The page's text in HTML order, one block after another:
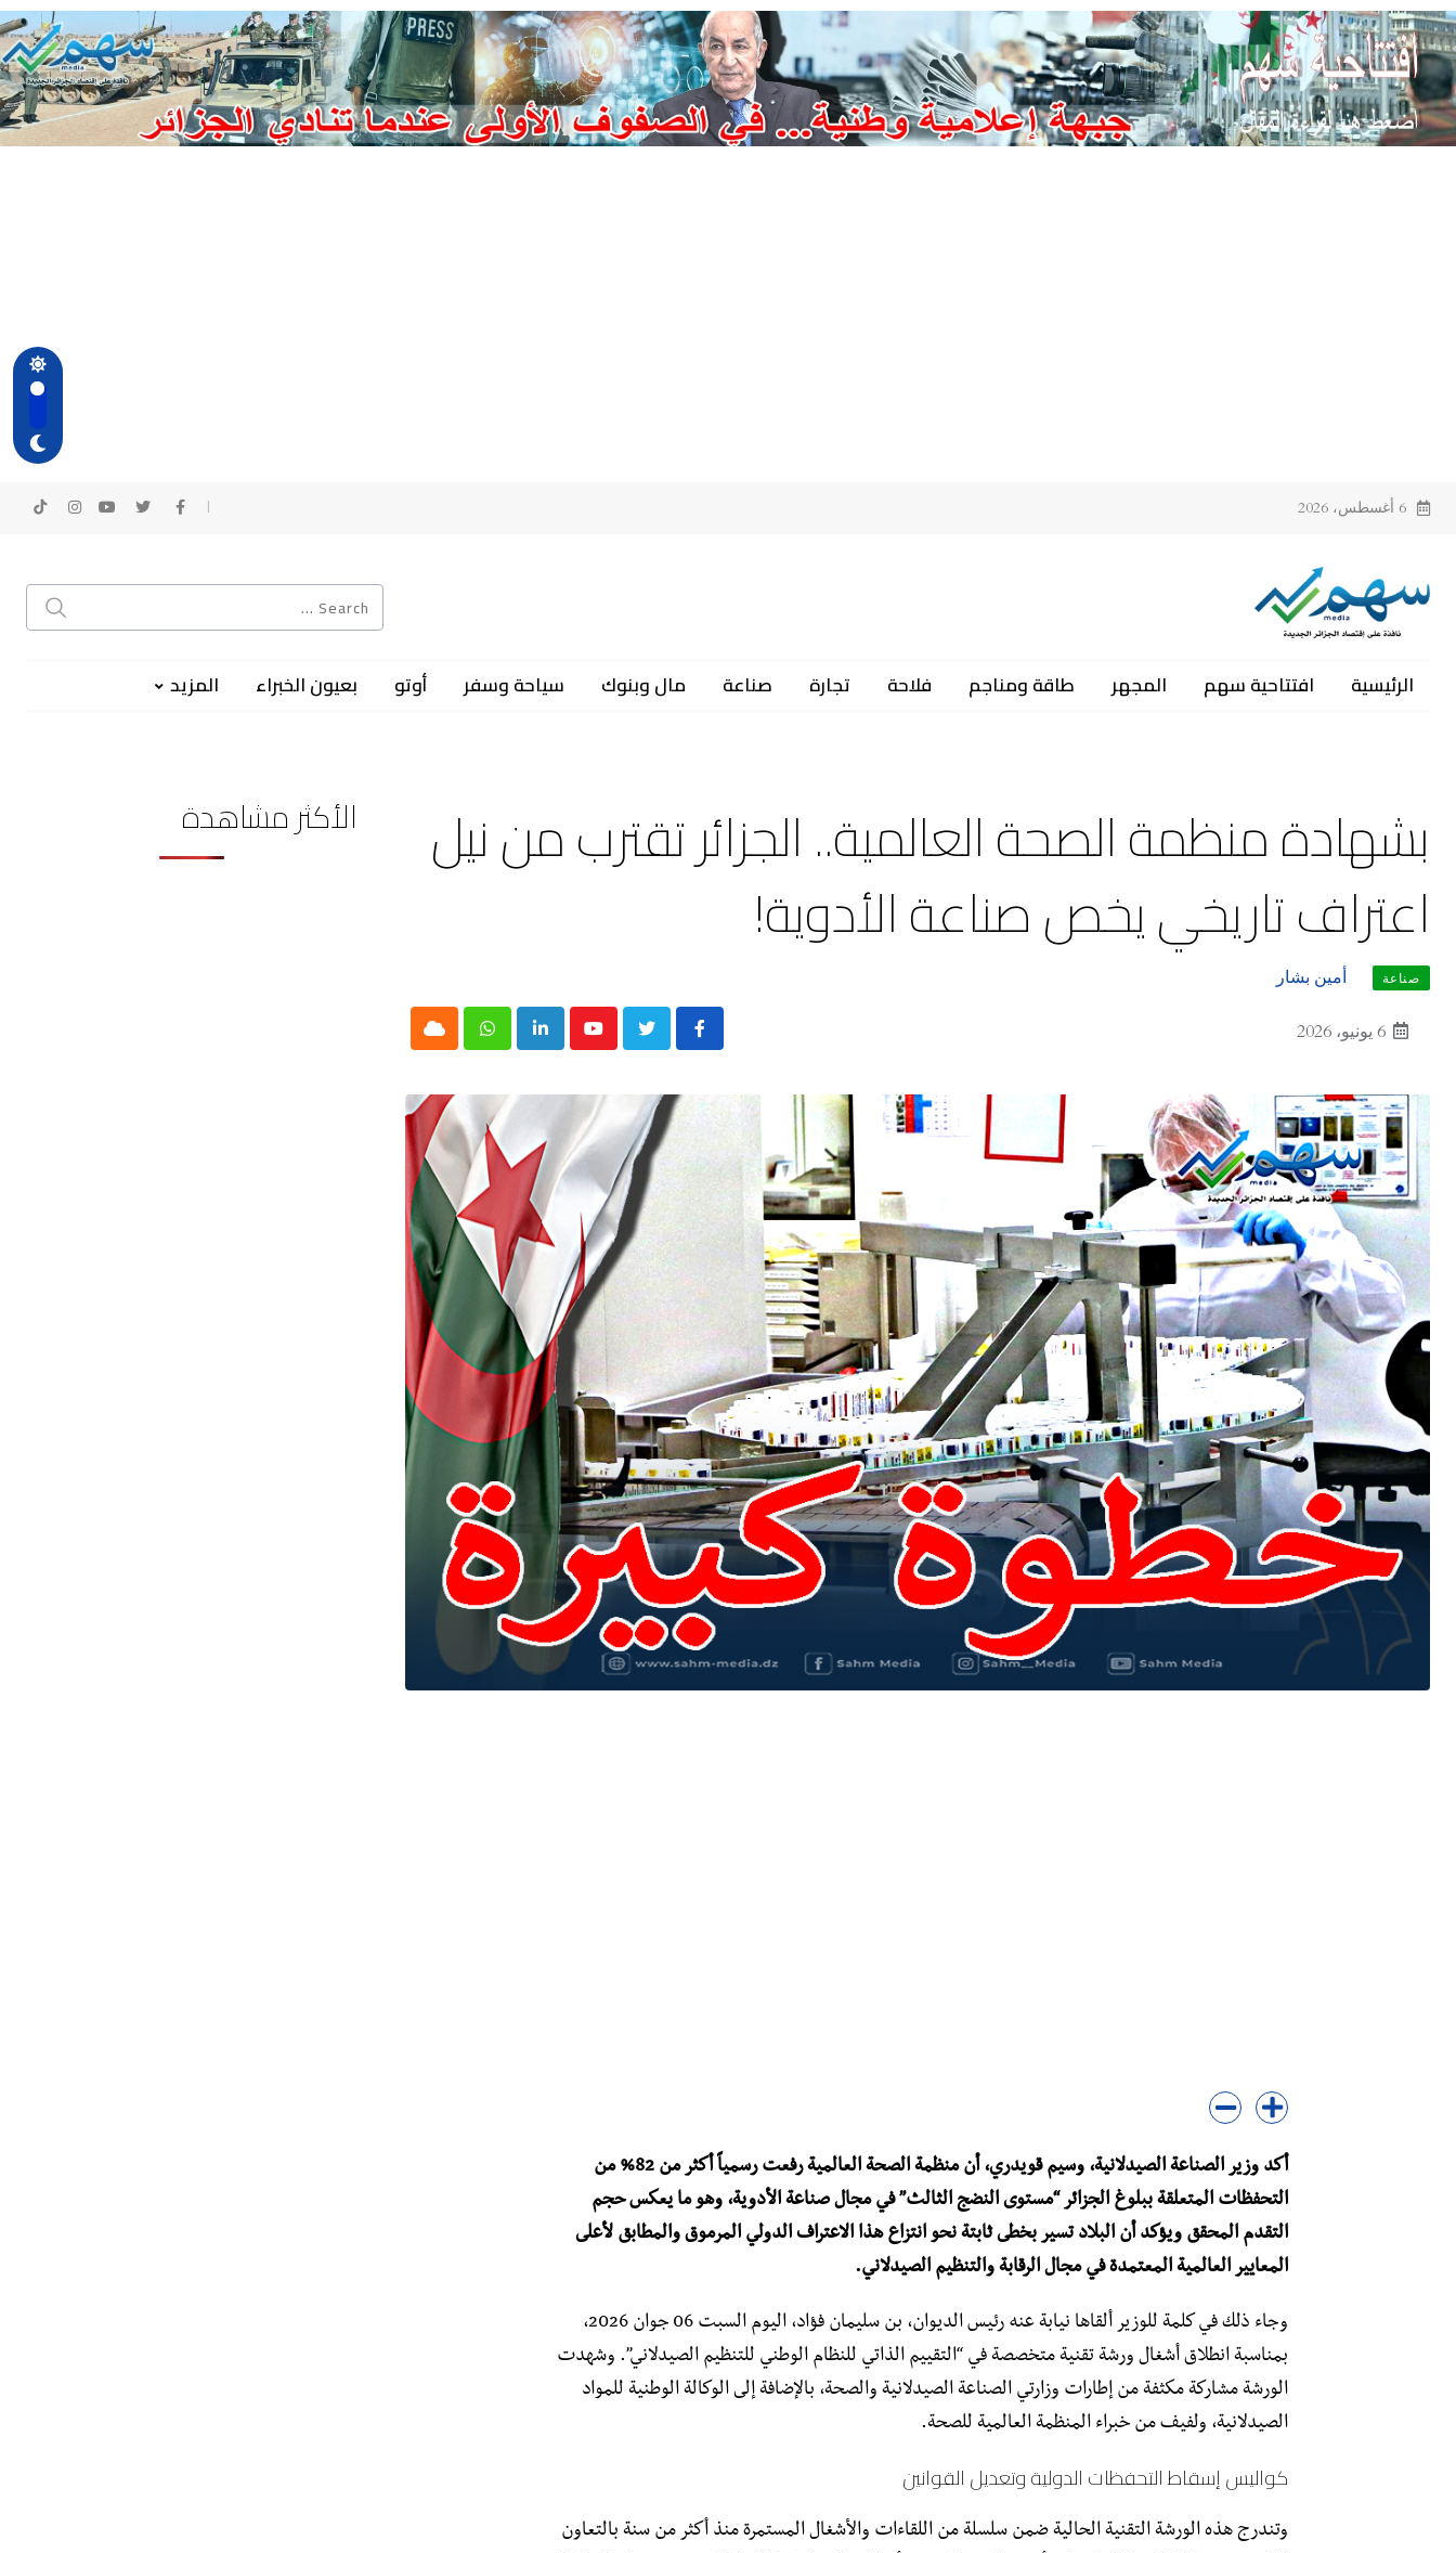
Skip
to
content
6 أغسطس، 2026
الرئيسية افتتاحية سهم المجهر طاقة ومناجم فلاحة تجارة صناعة مال وبنوك سياحة وسفر أوتو بعيون الخبراء المزيد
بشهادة منظمة الصحة العالمية.. الجزائر تقترب من نيل
اعتراف تاريخي يخص صناعة الأدوية!
صناعة أمين بشار
6 يونيو، 2026 Youtube
LinkedIn
Whatsapp
Cloud
أكد وزير الصناعة الصيدلانية، وسيم قويدري، أن منظمة الصحة العالمية رفعت رسمياً أكثر من 82% من
التحفظات المتعلقة ببلوغ الجزائر “مستوى النضج الثالث” في مجال صناعة الأدوية، وهو ما يعكس حجم
التقدم المحقق ويؤكد أن البلاد تسير بخطى ثابتة نحو انتزاع هذا الاعتراف الدولي المرموق والمطابق لأعلى
المعايير العالمية المعتمدة في مجال الرقابة والتنظيم الصيدلاني.
وجاء ذلك في كلمة للوزير ألقاها نيابة عنه رئيس الديوان، بن سليمان فؤاد، اليوم السبت 06 جوان 2026،
بمناسبة انطلاق أشغال ورشة تقنية متخصصة في “التقييم الذاتي للنظام الوطني للتنظيم الصيدلاني”. وشهدت
الورشة مشاركة مكثفة من إطارات وزارتي الصناعة الصيدلانية والصحة، بالإضافة إلى الوكالة الوطنية للمواد
الصيدلانية، ولفيف من خبراء المنظمة العالمية للصحة.
كواليس إسقاط التحفظات الدولية وتعديل القوانين
وتندرج هذه الورشة التقنية الحالية ضمن سلسلة من اللقاءات والأشغال المستمرة منذ أكثر من سنة بالتعاون
الأكثر مشاهدة